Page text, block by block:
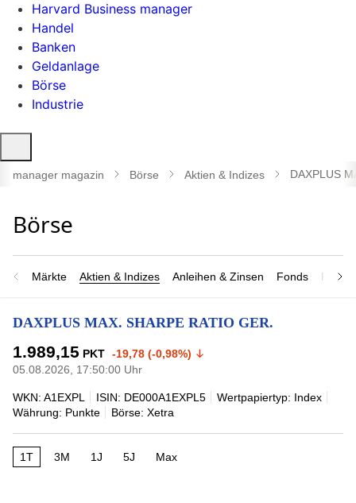
Harvard Business manager
Handel
Banken
Geldanlage
Börse
Industrie
öffnen
manager magazin Börse Aktien & Indizes DAXPLUS
Märkte Aktien & Indizes Anleihen & Zinsen Fonds
DAXPLUS MAX. SHARPE RATIO GER.
1.989,15 PKT -19,78 (-0,98%)
05.08.2026, 17:50:00 Uhr
WKN: A1EXPL ISIN: DE000A1EXPL5
Wertpapiertyp: Index
Währung: Punkte
Börse: Xetra
1T 3M 1J 5J Max